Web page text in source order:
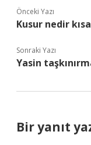
Önceki Yazı
Kusur nedir
Sonraki Yazı
Yasin
Bir yanıt